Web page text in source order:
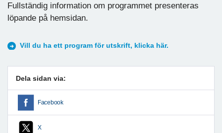
Fullständig information om programmet presenteras
löpande på hemsidan.
Vill du ha ett program för utskrift, klicka här.
Dela sidan via:
Facebook
X